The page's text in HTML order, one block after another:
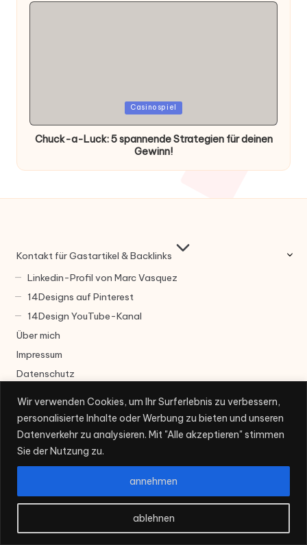
Wir verwenden Cookies, um Ihr Surferlebnis zu verbessern,
personalisierte Inhalte oder Werbung zu bieten und unseren
Datenverkehr zu analysieren. Mit "Alle akzeptieren" stimmen
Sie der Nutzung zu.
ablehnen
annehmen
Casinospiel
Chuck-a-Luck: 5 spannende Strategien für deinen
Gewinn!
Kontakt für Gastartikel & Backlinks
Linkedin-Profil von Marc Vasquez
14Designs auf Pinterest
14Design YouTube-Kanal
Über mich
Impressum
Datenschutz
Kartenspiele
Casinospiele & Glückspiele
Partyspiele & Trinkspiele
Denkspiele & Rätsel